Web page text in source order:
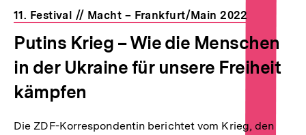
11. Festival // Macht – Frankfurt/Main 2022
Putins Krieg – Wie die Menschen
in der Ukraine für unsere Freiheit
kämpfen
Die ZDF-Korrespondentin berichtet vom Krieg, den